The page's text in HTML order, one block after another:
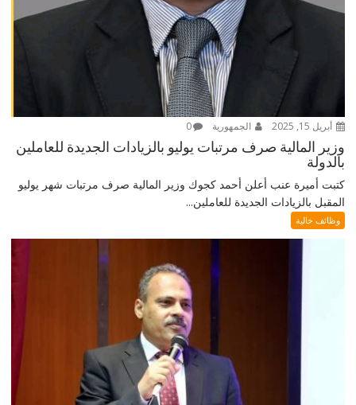
أبريل 15, 2025 الجمهورية 0
وزير المالية صرف مرتبات يوليو بالزيادات الجديدة للعاملين
بالدولة
كتبت أميرة عنب أعلن أحمد كجوك وزير المالية صرف مرتبات شهر يوليو
المقبل بالزيادات الجديدة للعاملين...
وظائف خالية